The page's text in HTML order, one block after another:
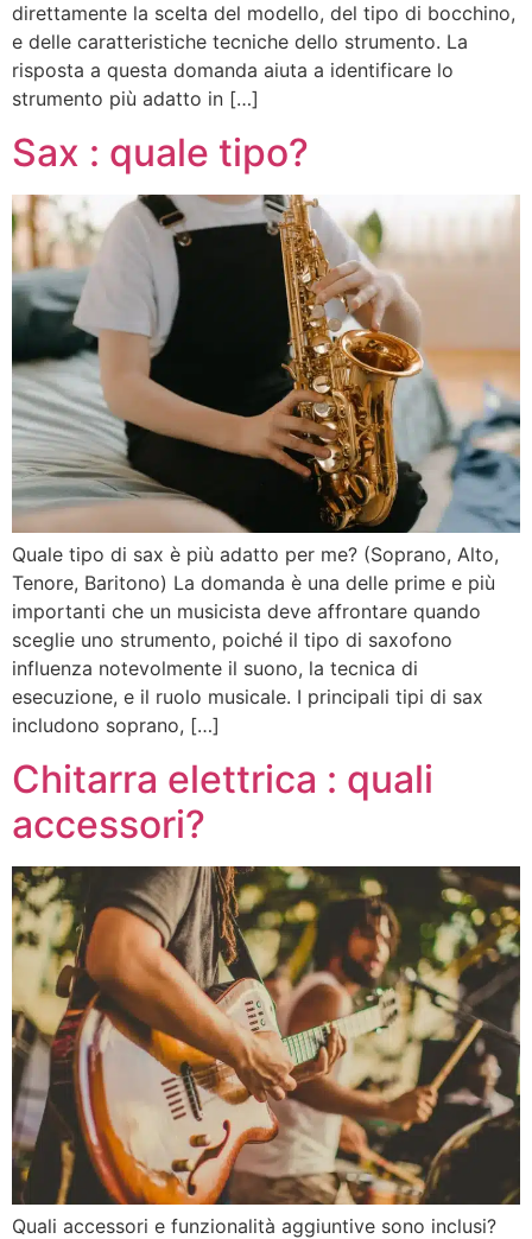
direttamente la scelta del modello, del tipo di bocchino,
e delle caratteristiche tecniche dello strumento. La
risposta a questa domanda aiuta a identificare lo
strumento più adatto in […]
Sax : quale tipo?
Quale tipo di sax è più adatto per me? (Soprano, Alto,
Tenore, Baritono) La domanda è una delle prime e più
importanti che un musicista deve affrontare quando
sceglie uno strumento, poiché il tipo di saxofono
influenza notevolmente il suono, la tecnica di
esecuzione, e il ruolo musicale. I principali tipi di sax
includono soprano, […]
Chitarra elettrica : quali
accessori?
Quali accessori e funzionalità aggiuntive sono inclusi?